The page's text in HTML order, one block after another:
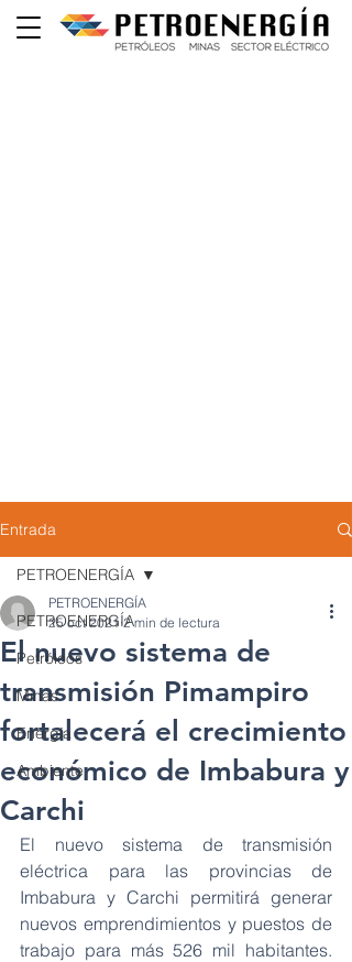
Entrada
PETROENERGÍA
Petróleos
Minas
Energía
Ambiente
PETROENERGÍA
El nuevo sistema de
transmisión Pimampiro
fortalecerá el crecimiento
económico de Imbabura y
Carchi
PETROENERGÍA
25 oct 2021 2 min de lectura
El nuevo sistema de transmisión
eléctrica para las provincias de
Imbabura y Carchi permitirá generar
nuevos emprendimientos y puestos de
trabajo para más 526 mil habitantes.